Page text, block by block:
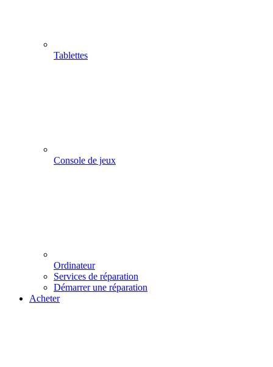
Tablettes
Console de jeux
Ordinateur
Services de réparation
Démarrer une réparation
Acheter